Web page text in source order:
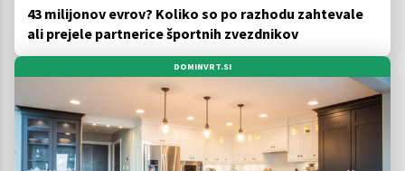
43 milijonov evrov? Koliko so po razhodu zahtevale
ali prejele partnerice športnih zvezdnikov
DOMINVRT.SI